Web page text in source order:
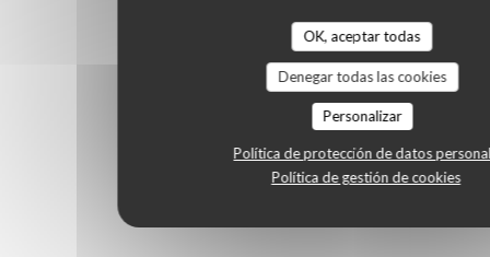
OK, aceptar todas
Denegar todas las cookies
Personalizar
Política de protección de datos
Política de gestión de cookies